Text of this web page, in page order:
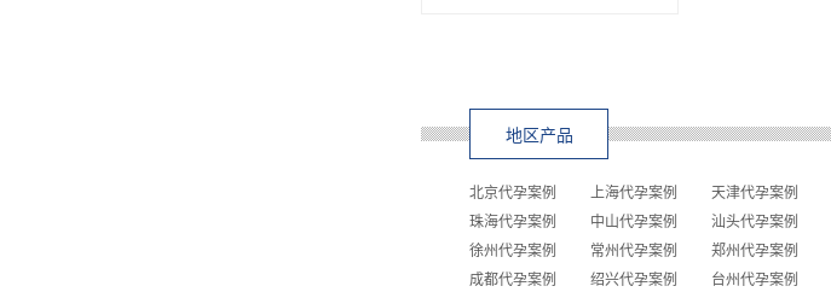
地区产品
北京代孕案例 上海代孕案例 天津代孕案例
珠海代孕案例
中山代孕案例 汕头代孕案例
徐州代孕案例
常州代孕案例 郑州代孕案例
成都代孕案例
绍兴代孕案例 台州代孕案例